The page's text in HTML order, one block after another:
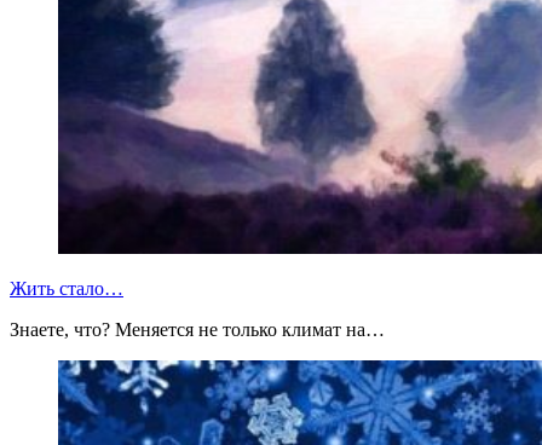
Жить стало…
Знаете, что? Меняется не только климат на…